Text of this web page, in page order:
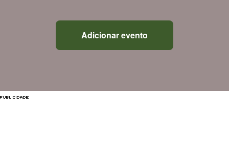
Adicionar evento